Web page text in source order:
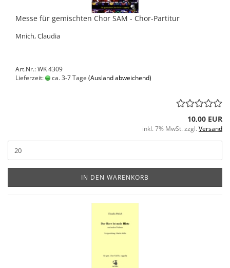
Messe für gemischten Chor SAM - Chor-Partitur
Mnich, Claudia
Art.Nr.: WK 4309
Lieferzeit:
ca. 3-7 Tage (Ausland abweichend)
10,00 EUR
inkl. 7% MwSt. zzgl. Versand
IN DEN WARENKORB